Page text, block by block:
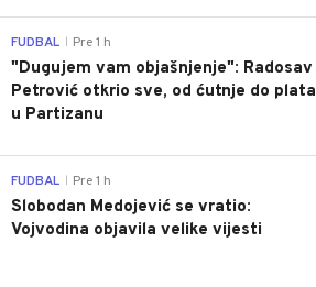
FUDBAL Pre 1 h
"Dugujem vam objašnjenje": Radosav
Petrović otkrio sve, od ćutnje do plata
u Partizanu
FUDBAL Pre 1 h
Slobodan Medojević se vratio:
Vojvodina objavila velike vijesti